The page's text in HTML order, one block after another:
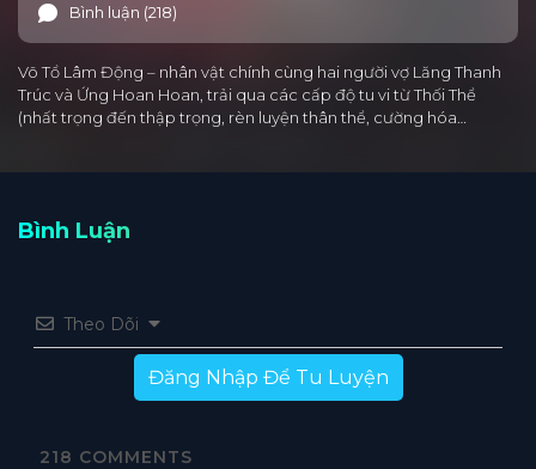
Bình luận (218)
Võ Tổ Lâm Động – nhân vật chính cùng hai người vợ Lăng Thanh
Trúc và Ứng Hoan Hoan, trải qua các cấp độ tu vi từ Thối Thể
(nhất trọng đến thập trọng, rèn luyện thân thể, cường hóa…
Bình Luận
Theo Dõi
Đăng Nhập Để Tu Luyện
218 COMMENTS